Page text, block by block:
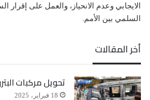
ﺍﻻﻳﺠﺎﺑﻲ ﻭﻋﺪﻡ ﺍﻻﻧﺤﻴﺎﺯ، ﻭﺍﻟﻌﻤﻞ ﻋﻠﻰ ﺇﻗﺮﺍﺭ
ﺍﻟﺴﻠﻤﻲ ﺑﻴﻦ ﺍﻷﻣﻢ.
أخر المقالات
تحويل مركبات
18 فبراير، 2025